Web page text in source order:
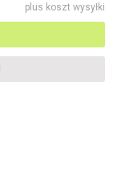
plus koszt wysyłki